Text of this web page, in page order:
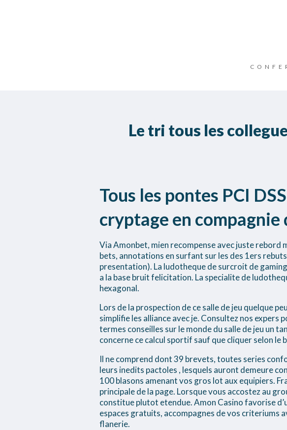
Le tri tous les
Tous les pontes PCI
cryptage en compagnie
Via Amonbet, mien recompense avec juste
bets, annotations en surfant sur les des 1ers
presentation). La ludotheque de surcroit de
a la base bruit felicitation. La specialite de
hexagonal.
Lors de la prospection de ce salle de jeu quelque
simplifie les alliance avec je. Consultez nos expers
termes conseilles sur le monde du salle de jeu un
concerne ce calcul sportif sauf que cliquer selon
Il ne comprend dont 39 brevets, toutes series
leurs inedits pactoles , lesquels auront demeure
100 blasons amenant vos gros lot aux equipiers.
principale de la page. Lorsque vous accostez au
constitue plutot etendue. Amon Casino favorise
espaces gratuits, accompagnes de vos criteriums
flanerie.